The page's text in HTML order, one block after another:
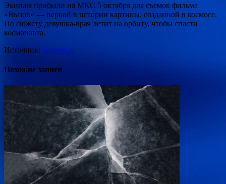
Экипаж прибыли на МКС 5 октября для съемок фильма
«Вызов» — первой в истории картины, созданной в космосе.
По сюжету девушка-врач летит на орбиту, чтобы спасти
космонавта.
Источник: rambler.ru
Похожие записи